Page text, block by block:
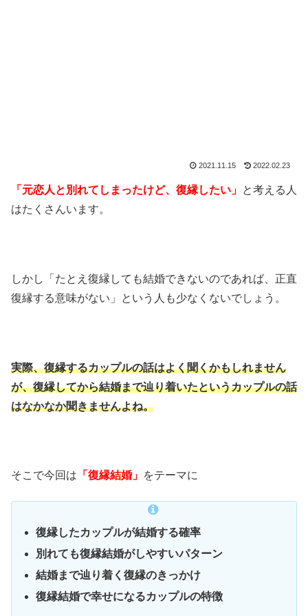
2021.11.15 2022.02.23
「元恋人と別れてしまったけど、復縁したい」 と考える人
はたくさんいます。
しかし「たとえ復縁しても結婚できないのであれば、正直
復縁する意味がない」という人も少なくないでしょう。
実際、復縁するカップルの話はよく聞くかもしれません
が、復縁してから結婚まで辿り着いたというカップルの話
はなかなか聞きませんよね。
そこで今回は 「復縁結婚」 をテーマに
復縁したカップルが結婚する確率
別れても復縁結婚がしやすいパターン
結婚まで辿り着く復縁のきっかけ
復縁結婚で幸せになるカップルの特徴